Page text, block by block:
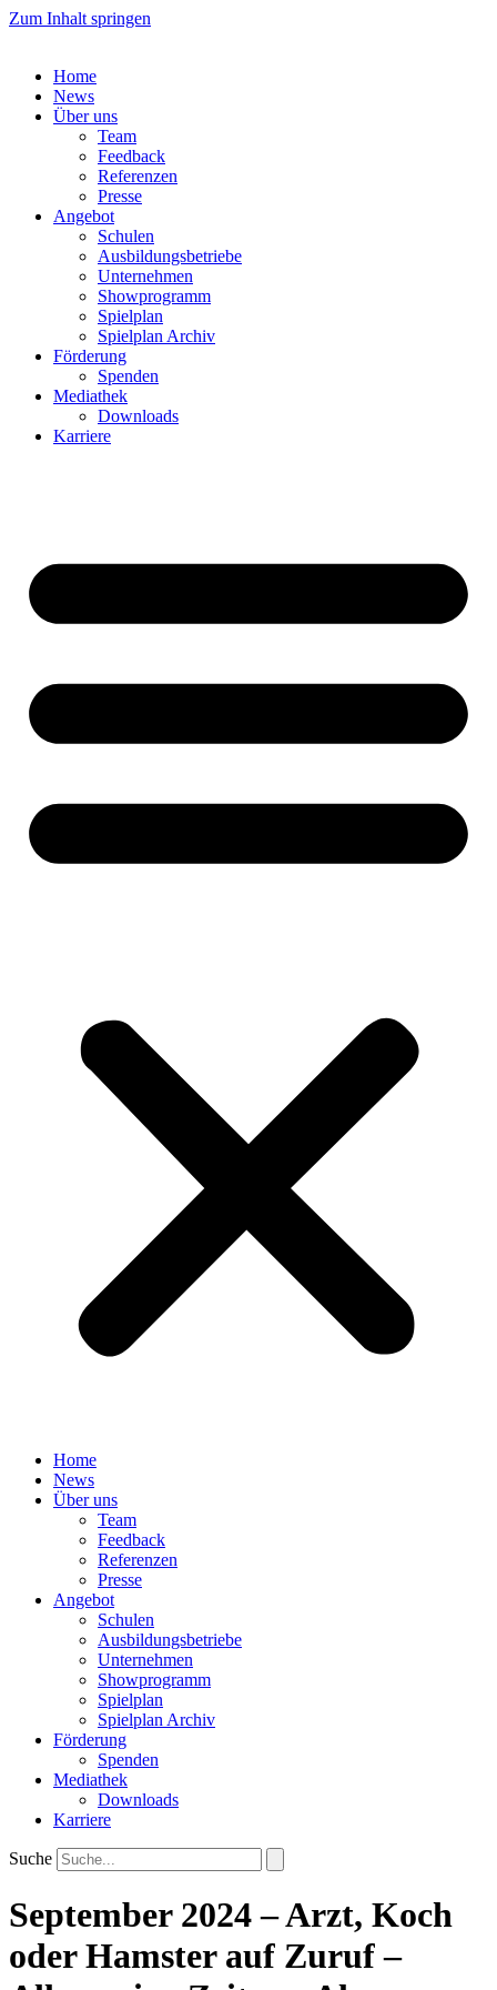
Zum Inhalt springen
Home
News
Über uns
Team
Feedback
Referenzen
Presse
Angebot
Schulen
Ausbildungsbetriebe
Unternehmen
Showprogramm
Spielplan
Spielplan Archiv
Förderung
Spenden
Mediathek
Downloads
Karriere
Home
News
Über uns
Team
Feedback
Referenzen
Presse
Angebot
Schulen
Ausbildungsbetriebe
Unternehmen
Showprogramm
Spielplan
Spielplan Archiv
Förderung
Spenden
Mediathek
Downloads
Karriere
Suche
September 2024 – Arzt, Koch
oder Hamster auf Zuruf –